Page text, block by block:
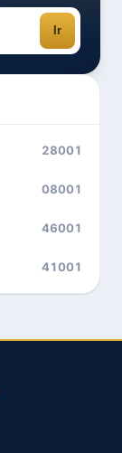
Ir
28001
08001
46001
41001